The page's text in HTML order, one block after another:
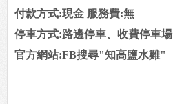
付款方式:現金 服務費:無
停車方式:路邊停車、收費停車
官方網站:FB搜尋"知高鹽水雞"